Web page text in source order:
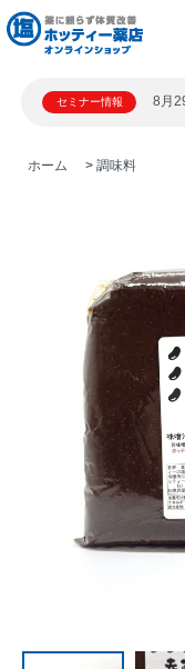
セミナー情報
ホーム > 調味料